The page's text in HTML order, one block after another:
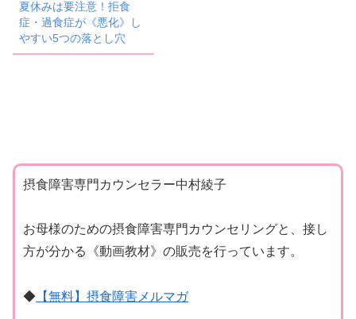
夏休みは要注意！拒食
症・過食症が《悪化》し
やすい5つの落とし穴
摂食障害専門カウンセラー中村綾子
お母様のための摂食障害専門カウンセリングと、接し
方が分かる《動画教材》の販売を行っています。
◆ 【無料】摂食障害メルマガ